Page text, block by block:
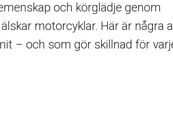
och körglädje genom
motorcyklar. Här är några
– och som gör skillnad för